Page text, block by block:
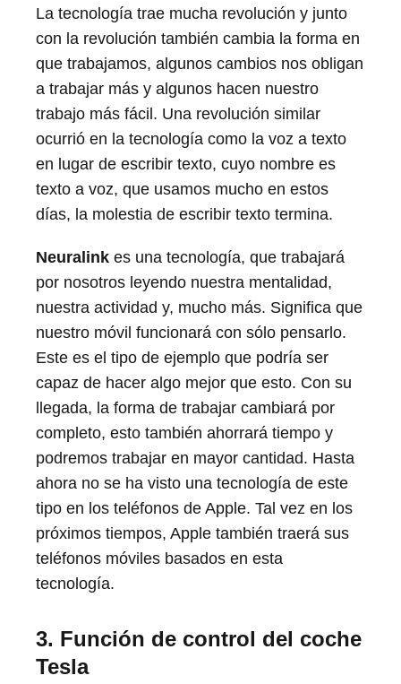
La tecnología trae mucha revolución y junto
con la revolución también cambia la forma en
que trabajamos, algunos cambios nos obligan
a trabajar más y algunos hacen nuestro
trabajo más fácil. Una revolución similar
ocurrió en la tecnología como la voz a texto
en lugar de escribir texto, cuyo nombre es
texto a voz, que usamos mucho en estos
días, la molestia de escribir texto termina.
Neuralink es una tecnología, que trabajará
por nosotros leyendo nuestra mentalidad,
nuestra actividad y, mucho más. Significa que
nuestro móvil funcionará con sólo pensarlo.
Este es el tipo de ejemplo que podría ser
capaz de hacer algo mejor que esto. Con su
llegada, la forma de trabajar cambiará por
completo, esto también ahorrará tiempo y
podremos trabajar en mayor cantidad. Hasta
ahora no se ha visto una tecnología de este
tipo en los teléfonos de Apple. Tal vez en los
próximos tiempos, Apple también traerá sus
teléfonos móviles basados en esta
tecnología.
3. Función de control del coche
Tesla